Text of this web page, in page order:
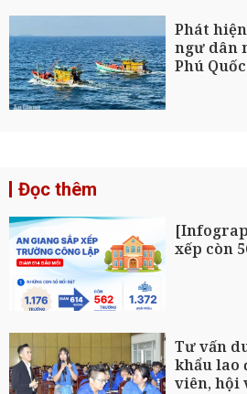
Phát
ngư dân
Phú Quốc
Đọc thêm
xếp còn
Tư vấn
khẩu lao
viên, hội